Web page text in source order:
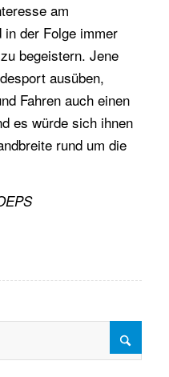
am
der Folge immer
begeistern. Jene
ausüben,
Fahren auch einen
es würde sich ihnen
rund um die